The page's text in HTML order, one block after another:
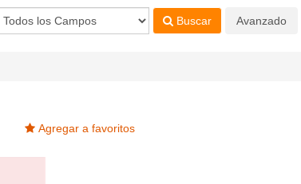
Buscar Avanzado
Agregar a favoritos